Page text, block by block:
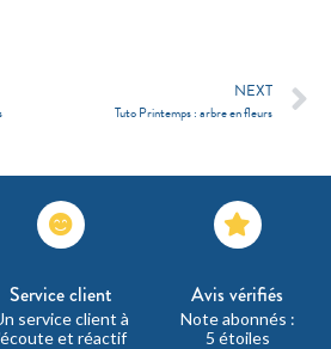
NEXT
Tuto Printemps : arbre en fleurs
Service client
service client à
et réactif
Avis vérifiés
Note abonnés :
5 étoiles